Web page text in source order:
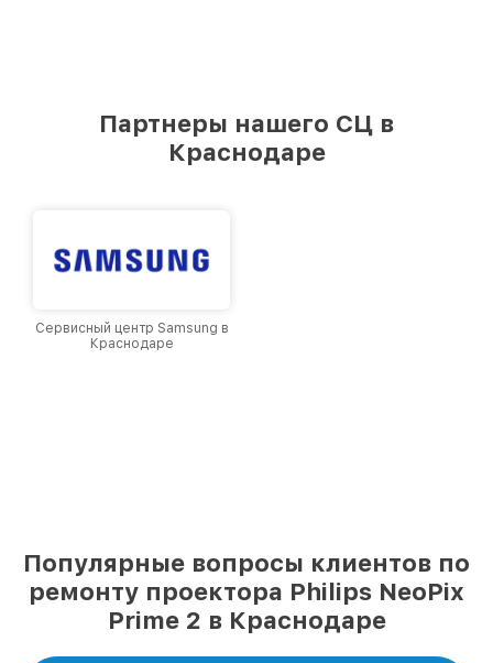
Партнеры нашего СЦ в
Краснодаре
Сервисный центр Samsung в
Краснодаре
Популярные вопросы клиентов по
ремонту проектора Philips NeoPix
Prime 2 в Краснодаре